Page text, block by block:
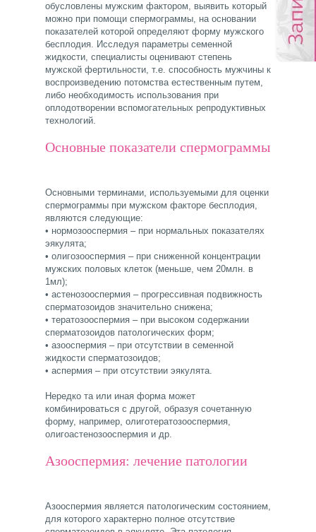
обусловлены мужским фактором, выявить который
можно при помощи спермограммы, на основании
показателей которой определяют форму мужского
бесплодия. Исследуя параметры семенной
жидкости, специалисты оценивают степень
мужской фертильности, т.е. способность мужчины к
воспроизведению потомства естественным путем,
либо необходимость использования при
оплодотворении вспомогательных репродуктивных
технологий.
Основные показатели спермограммы
Основными терминами, используемыми для оценки
спермограммы при мужском факторе бесплодия,
являются следующие:
• нормозооспермия – при нормальных показателях
эякулята;
• олигозооспермия – при сниженной концентрации
мужских половых клеток (меньше, чем 20млн. в
1мл);
• астенозооспермия – прогрессивная подвижность
сперматозоидов значительно снижена;
• тератозооспермия – при высоком содержании
сперматозоидов патологических форм;
• азооспермия – при отсутствии в семенной
жидкости сперматозоидов;
• аспермия – при отсутствии эякулята.
Нередко та или иная форма может
комбинироваться с другой, образуя сочетанную
форму, например, олиготератозооспермия,
олигоастенозооспермия и др.
Азооспермия: лечение патологии
Азооспермия является патологическим состоянием,
для которого характерно полное отсутствие